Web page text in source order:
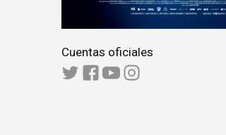
Cuentas oficiales